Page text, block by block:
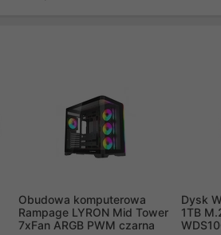
Obudowa komputerowa
Rampage LYRON Mid Tower
7xFan ARGB PWM czarna
Dysk
1TB